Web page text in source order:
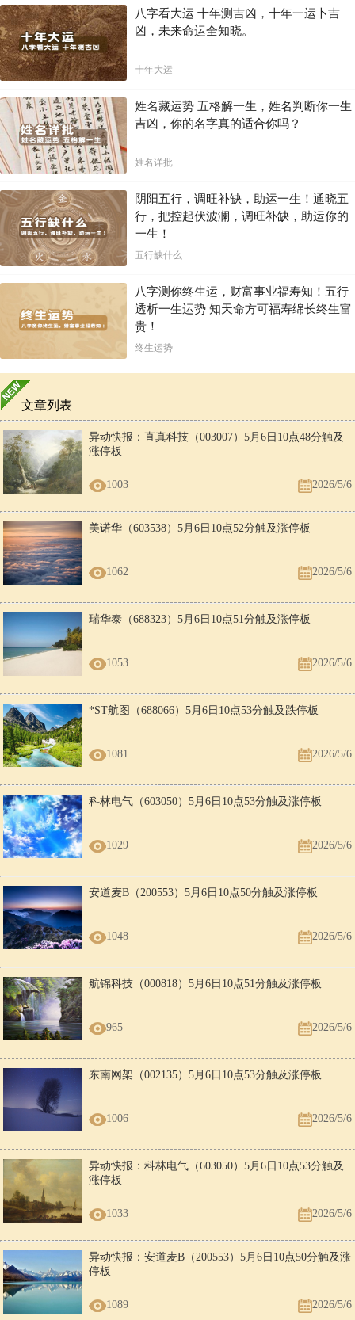
八字看大运 十年测吉凶，十年一运卜吉
凶，未来命运全知晓。
十年大运
姓名藏运势 五格解一生，姓名判断你一生
吉凶，你的名字真的适合你吗？
姓名详批
阴阳五行，调旺补缺，助运一生！通晓五
行，把控起伏波澜，调旺补缺，助运你的
一生！
五行缺什么
八字测你终生运，财富事业福寿知！五行
透析一生运势 知天命方可福寿绵长终生富
贵！
终生运势
文章列表
异动快报：直真科技（003007）5月6日10点48分触及
涨停板
1003 2026/5/6
美诺华（603538）5月6日10点52分触及涨停板
1062 2026/5/6
瑞华泰（688323）5月6日10点51分触及涨停板
1053 2026/5/6
*ST航图（688066）5月6日10点53分触及跌停板
1081 2026/5/6
科林电气（603050）5月6日10点53分触及涨停板
1029 2026/5/6
安道麦B（200553）5月6日10点50分触及涨停板
1048 2026/5/6
航锦科技（000818）5月6日10点51分触及涨停板
965 2026/5/6
东南网架（002135）5月6日10点53分触及涨停板
1006 2026/5/6
异动快报：科林电气（603050）5月6日10点53分触及
涨停板
1033 2026/5/6
异动快报：安道麦B（200553）5月6日10点50分触及涨
停板
1089 2026/5/6